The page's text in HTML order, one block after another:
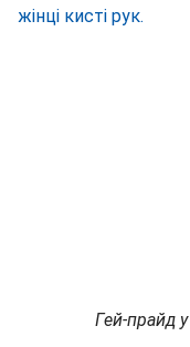
жінці кисті рук.
Гей-прайд